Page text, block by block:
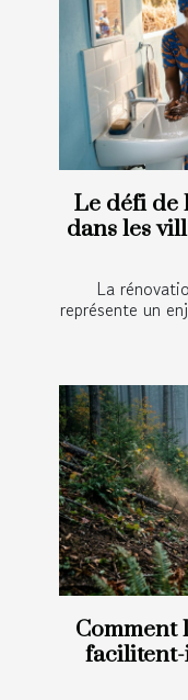
Le défi de
dans les
La
représente un
Comment
facilitent-